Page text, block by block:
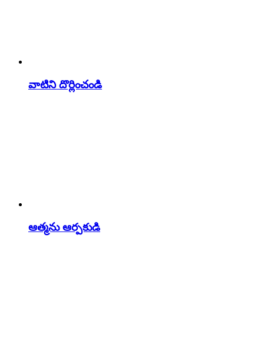
వాటిని దొర్లించండి
ఆత్మను ఆర్పకుడి